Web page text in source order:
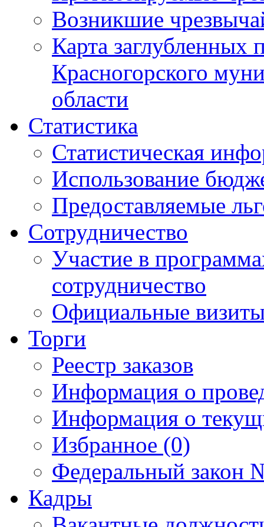
Возникшие
Карта
Красногорского
области
Статистика
Статистическая
Использование
Предоставляемые
Сотрудничество
Участие в
сотрудничество
Официальные
Торги
Реестр заказов
Информация о
Информация о
Избранное (0)
Федеральный закон
Кадры